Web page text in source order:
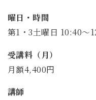
曜日・時間
第1・3土曜日 10:40～
受講料（月）
月額4,400円
講師